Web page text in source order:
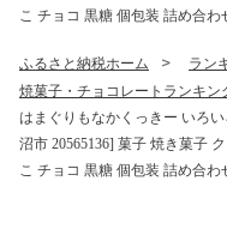
こ チョコ 黒糖 個包装 詰め合わ
ふるさと納税ホーム ラン
焼菓子・チョコレートランキン
はまぐりもなかくっきー いろ
沼市 20565136] 菓子 焼き菓子
こ チョコ 黒糖 個包装 詰め合わ